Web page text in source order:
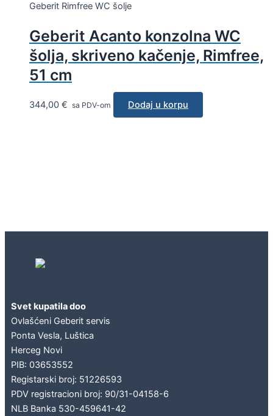
Geberit Rimfree WC šolje
Geberit Acanto konzolna WC
šolja, skriveno kačenje, Rimfree,
51 cm
344,00 € sa PDV-om Dodaj u korpu
Svet kupatila doo
Ovlašćeni Geberit servis
Ponta Vesla, Luštica
Herceg Novi
PIB: 03653552
Registarski broj: 51226593
PDV registracioni broj: 90/31-04158-6
NLB Banka 530-459641-42